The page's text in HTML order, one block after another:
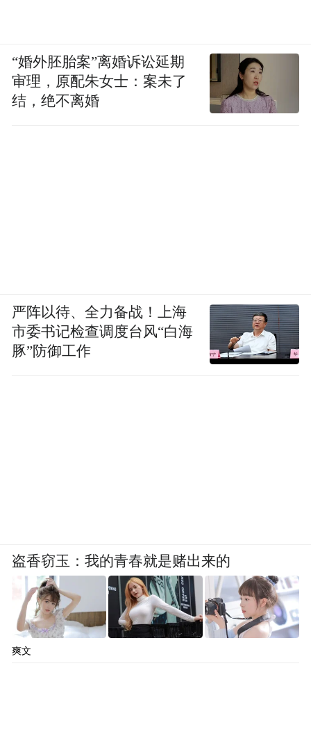
“婚外胚胎案”离婚诉讼延期
审理，原配朱女士：案未了
结，绝不离婚
严阵以待、全力备战！上海
市委书记检查调度台风“白海
豚”防御工作
盗香窃玉：我的青春就是赌出来的
爽文